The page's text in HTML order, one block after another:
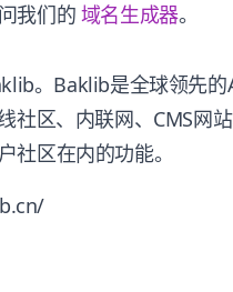
我们的 域名生成器。
。Baklib是全球领先
社区、内联网、CMS网
社区在内的功能。